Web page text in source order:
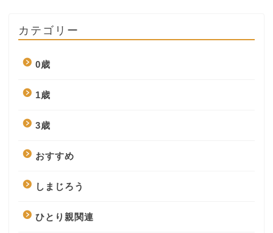
カテゴリー
0歳
1歳
3歳
おすすめ
しまじろう
ひとり親関連